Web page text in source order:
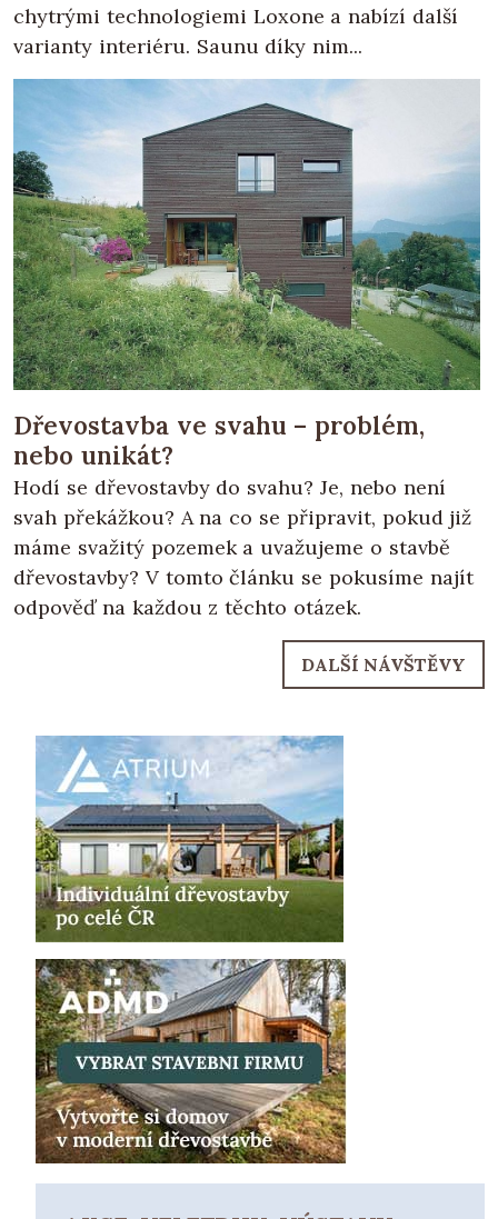
chytrými technologiemi Loxone a nabízí další
varianty interiéru. Saunu díky nim...
Dřevostavba ve svahu – problém,
nebo unikát?
Hodí se dřevostavby do svahu? Je, nebo není
svah překážkou? A na co se připravit, pokud již
máme svažitý pozemek a uvažujeme o stavbě
dřevostavby? V tomto článku se pokusíme najít
odpověď na každou z těchto otázek.
DALŠÍ NÁVŠTĚVY